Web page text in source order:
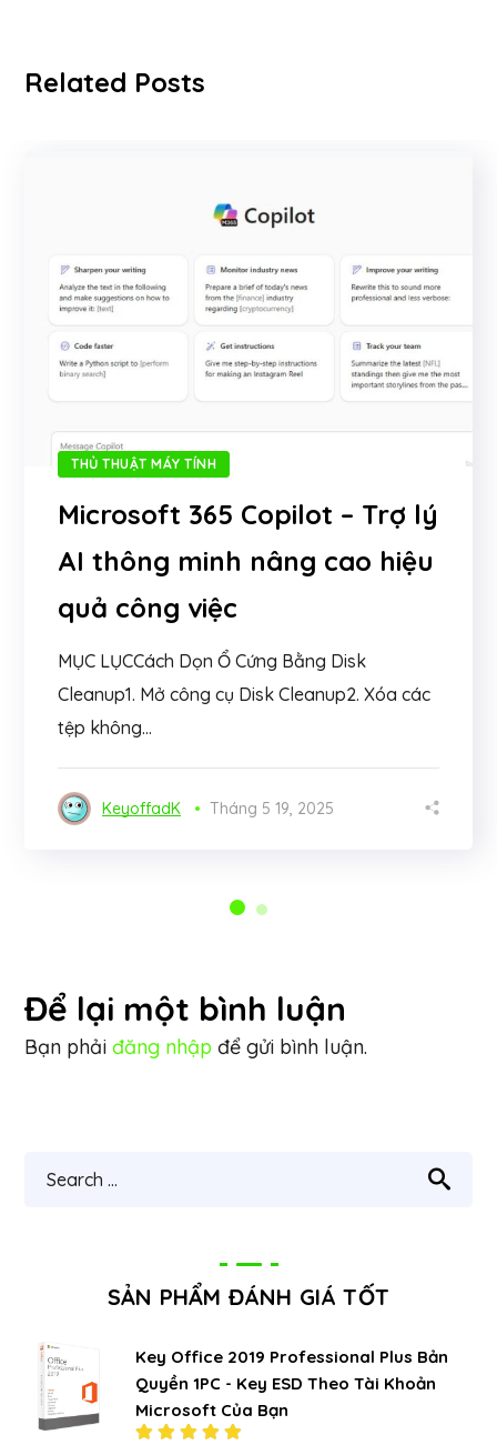
Related Posts
THỦ THUẬT MÁY TÍNH
Microsoft 365 Copilot – Trợ lý
AI thông minh nâng cao hiệu
quả công việc
MỤC LỤCCách Dọn Ổ Cứng Bằng Disk
Cleanup1. Mở công cụ Disk Cleanup2. Xóa các
tệp không...
KeyoffadK Tháng 5 19, 2025
Để lại một bình luận
Bạn phảiđăng nhập để gửi bình luận.
SẢN PHẨM ĐÁNH GIÁ TỐT
Key Office 2019 Professional Plus Bản
Quyền 1PC - Key ESD Theo Tài Khoản
Microsoft Của Bạn